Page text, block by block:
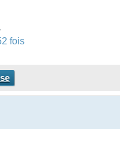
fois